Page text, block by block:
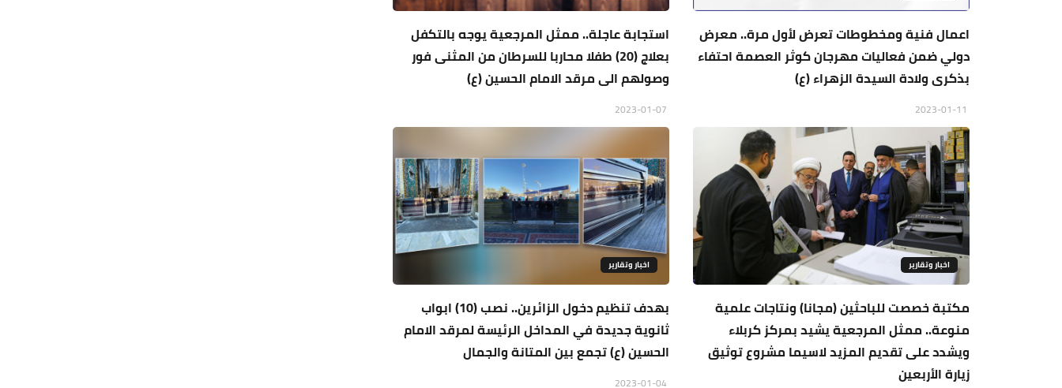
اعمال فنية ومخطوطات تعرض لأول مرة.. معرض
دولي ضمن فعاليات مهرجان كوثر العصمة احتفاء
بذكرى ولادة السيدة الزهراء (ع)
استجابة عاجلة.. ممثل المرجعية يوجه بالتكفل
بعلاج (20) طفلا محاربا للسرطان من المثنى فور
وصولهم الى مرقد الامام الحسين (ع)
اخبار وتقارير
مكتبة خصصت للباحثين (مجانا) ونتاجات علمية
منوعة.. ممثل المرجعية يشيد بمركز كربلاء
ويشدد على تقديم المزيد لاسيما مشروع توثيق
زيارة الأربعين
اخبار وتقارير
بهدف تنظيم دخول الزائرين.. نصب (10) ابواب
ثانوية جديدة في المداخل الرئيسة لمرقد الامام
الحسين (ع) تجمع بين المتانة والجمال